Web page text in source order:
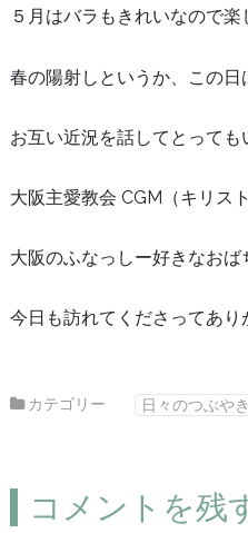
５月はバラもきれいなので楽
春の陽射しというか、この日
お互い近況を話してとっても
大阪主愛教会 CGM（キリス
大阪のふなっしー好きなおば
今日も訪れてくださってあり
カテゴリー 日々のつぶやき
コメントを残